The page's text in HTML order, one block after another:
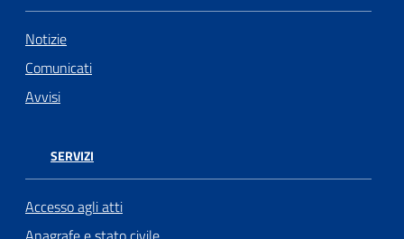
Notizie
Comunicati
Avvisi
SERVIZI
Accesso agli atti